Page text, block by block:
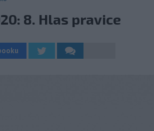
8. Hlas pravice